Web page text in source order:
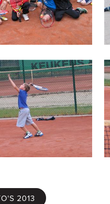
2013